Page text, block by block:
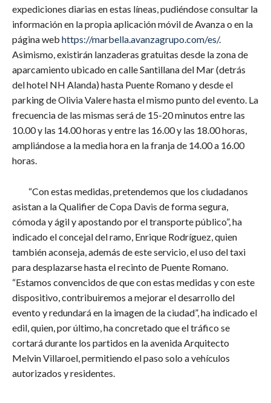
expediciones diarias en estas líneas, pudiéndose consultar la
información en la propia aplicación móvil de Avanza o en la
página web https://marbella.avanzagrupo.com/es/.
Asimismo, existirán lanzaderas gratuitas desde la zona de
aparcamiento ubicado en calle Santillana del Mar (detrás
del hotel NH Alanda) hasta Puente Romano y desde el
parking de Olivia Valere hasta el mismo punto del evento. La
frecuencia de las mismas será de 15-20 minutos entre las
10.00 y las 14.00 horas y entre las 16.00 y las 18.00 horas,
ampliándose a la media hora en la franja de 14.00 a 16.00
horas.
“Con estas medidas, pretendemos que los ciudadanos
asistan a la Qualifier de Copa Davis de forma segura,
cómoda y ágil y apostando por el transporte público”, ha
indicado el concejal del ramo, Enrique Rodríguez, quien
también aconseja, además de este servicio, el uso del taxi
para desplazarse hasta el recinto de Puente Romano.
“Estamos convencidos de que con estas medidas y con este
dispositivo, contribuiremos a mejorar el desarrollo del
evento y redundará en la imagen de la ciudad”, ha indicado el
edil, quien, por último, ha concretado que el tráfico se
cortará durante los partidos en la avenida Arquitecto
Melvin Villaroel, permitiendo el paso solo a vehículos
autorizados y residentes.